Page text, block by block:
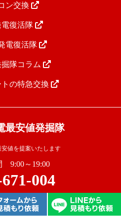
ン交換
復活隊
電復活隊
隊コラム
の特急交換
最安値発掘隊
値を提案いたします
9:00～19:00
004